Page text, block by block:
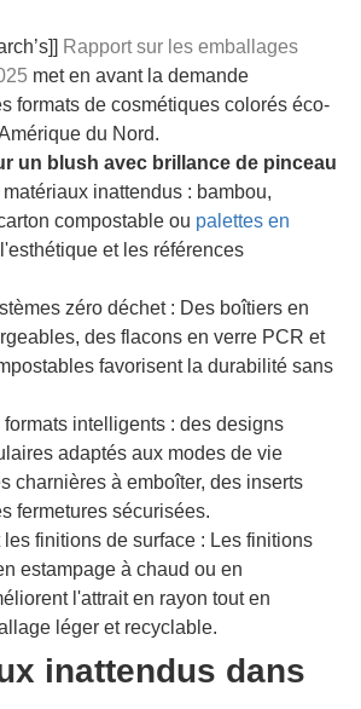
Rapport sur les emballages
met en avant la demande
formats de cosmétiques colorés éco-
du Nord.
un blush avec brillance de pinceau
inattendus : bambou,
compostable ou palettes en
et les références
zéro déchet : Des boîtiers en
des flacons en verre PCR et
favorisent la durabilité sans
intelligents : des designs
adaptés aux modes de vie
charnières à emboîter, des inserts
fermetures sécurisées.
finitions de surface : Les finitions
estampage à chaud ou en
l'attrait en rayon tout en
léger et recyclable.
inattendus dans